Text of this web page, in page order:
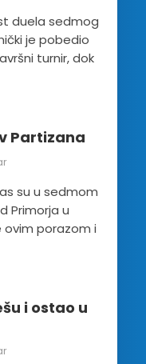
duela sedmog
je pobedio
turnir, dok
Partizana
su u sedmom
Primorja u
ovim porazom i
i ostao u